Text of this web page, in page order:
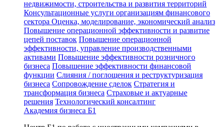
недвижимости, строительства и развития территорий
Консультационные услуги организациям финансового
сектора Оценка, моделирование, экономический анализ
Повышение операционной эффективности и развитие
цепей поставок Повышение операционной
эффективности, управление производственными
активами Повышение эффективности розничного
бизнеса Повышение эффективности финансовой
функции Слияния / поглощения и реструктуризация
бизнеса Сопровождение сделок Стратегия и
трансформация бизнеса Страховые и актуарные
решения Технологический консалтинг
Академия бизнеса Б1